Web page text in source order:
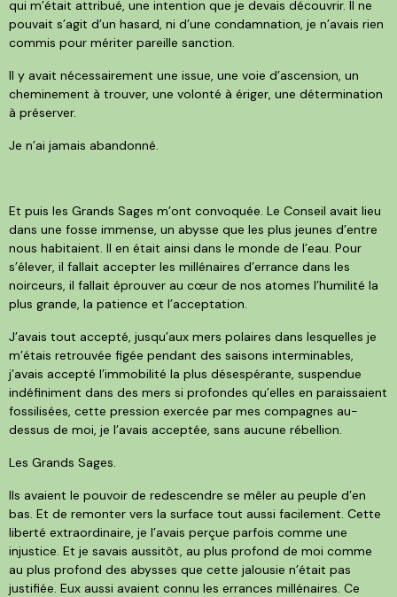
qui m’était attribué, une intention que je devais découvrir. Il ne
pouvait s’agit d’un hasard, ni d’une condamnation, je n’avais rien
commis pour mériter pareille sanction.
Il y avait nécessairement une issue, une voie d’ascension, un
cheminement à trouver, une volonté à ériger, une détermination
à préserver.
Je n’ai jamais abandonné.
Et puis les Grands Sages m’ont convoquée. Le Conseil avait lieu
dans une fosse immense, un abysse que les plus jeunes d’entre
nous habitaient. Il en était ainsi dans le monde de l’eau. Pour
s’élever, il fallait accepter les millénaires d’errance dans les
noirceurs, il fallait éprouver au cœur de nos atomes l’humilité la
plus grande, la patience et l’acceptation.
J’avais tout accepté, jusqu’aux mers polaires dans lesquelles je
m’étais retrouvée figée pendant des saisons interminables,
j’avais accepté l’immobilité la plus désespérante, suspendue
indéfiniment dans des mers si profondes qu’elles en paraissaient
fossilisées, cette pression exercée par mes compagnes au-
dessus de moi, je l’avais acceptée, sans aucune rébellion.
Les Grands Sages.
Ils avaient le pouvoir de redescendre se mêler au peuple d’en
bas. Et de remonter vers la surface tout aussi facilement. Cette
liberté extraordinaire, je l’avais perçue parfois comme une
injustice. Et je savais aussitôt, au plus profond de moi comme
au plus profond des abysses que cette jalousie n’était pas
justifiée. Eux aussi avaient connu les errances millénaires. Ce